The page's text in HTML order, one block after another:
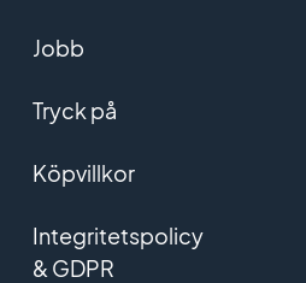
Jobb
Tryck på
Köpvillkor
Integritetspolicy
& GDPR